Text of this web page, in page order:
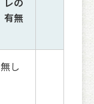
有無
無し